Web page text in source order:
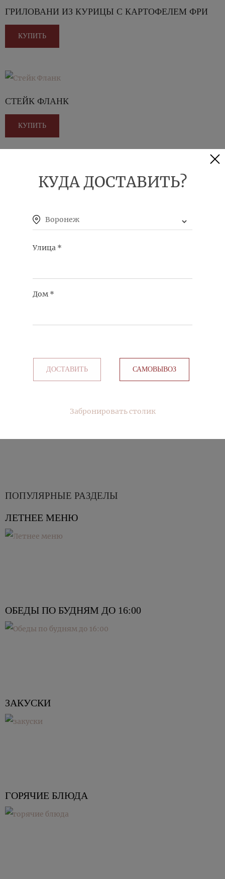
КУДА ДОСТАВИТЬ?
Воронеж
Улица *
Дом*
ДОСТАВИТЬ САМОВЫВОЗ
Забронировать столик
ГРИЛОВАНИ ИЗ КУРИЦЫ С КАРТОФЕЛЕМ ФРИ
КУПИТЬ
СТЕЙК ФЛАНК
КУПИТЬ
СТЕЙК СКЕРТ С ПОМИДОРОМ ГРИЛЬ
КУПИТЬ
ЦЫПЛЕНОК ГРИЛЬ С БЭБИ-КАРТОФЕЛЕМ
ПОПУЛЯРНЫЕ РАЗДЕЛЫ
ЛЕТНЕЕ МЕНЮ
ОБЕДЫ ПО БУДНЯМ ДО 16:00
ЗАКУСКИ
ГОРЯЧИЕ БЛЮДА